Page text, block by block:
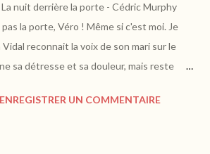
nuit derrière la porte - Cédric Murphy
la porte, Véro ! Même si c'est moi. Je
reconnait la voix de son mari sur le
sa détresse et sa douleur, mais reste
elle ? Que risque-t-elle à sortir ?
Avec "la nuit derrière la porte",
ENREGISTRER UN COMMENTAIRE